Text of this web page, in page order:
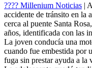
???? Millenium Noticias |
accidente de tránsito en la
cerca al puente Santa
años, identificada con las
La joven conducía una
cuando fue embestida por
fuga sin prestar ayuda a la